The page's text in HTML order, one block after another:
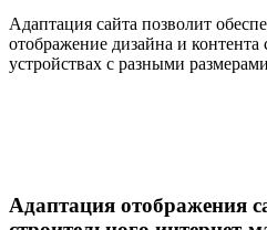
Адаптация сайта позволит
отображение дизайна и контента
устройствах с разными
Адаптация отображения